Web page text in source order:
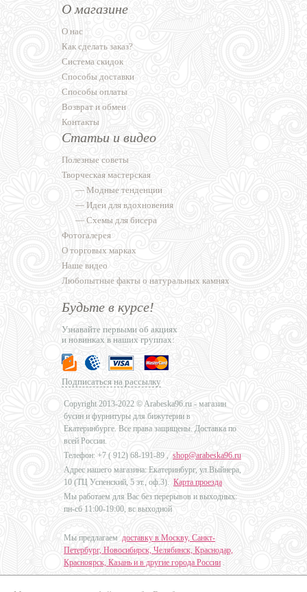
О магазине
О нас
Как сделать заказ?
Система скидок
Способы доставки
Способы оплаты
Возврат и обмен
Контакты
Статьи и видео
Полезные советы
Творческая мастерская
— Модные тенденции
— Идеи для вдохновения
— Схемы для бисера
Фотогалерея
О торговых марках
Наше видео
Любопытные факты о натуральных камнях
Будьте в курсе!
Узнавайте первыми об акциях
и новинках в наших группах:
Подписаться на рассылку
Copyright 2013-2022 © Arabeska96.ru - магазин
бусин и фурнитуры для бижутерии в
Екатеринбурге. Все права защищены. Доставка по
всей России.
Телефон: +7 ( 912) 68-191-89 , shop@arabeska96.ru
Адрес нашего магазина: Екатеринбург, ул.Выйнера,
10 (ТЦ Успенский, 5 эт., оф.3). Карта проезда
Мы работаем для Вас без перерывов и выходных:
пн-сб 11:00-19:00, вс выходной
Мы предлагаем доставку в Москву, Санкт-
Петербург, Новосибирск, Челябинск, Краснодар,
Красноярск, Казань и в другие города России.